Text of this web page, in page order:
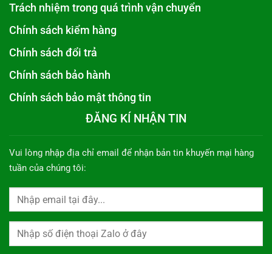
Trách nhiệm trong quá trình vận chuyển
Chính sách kiểm hàng
Chính sách đổi trả
Chính sách bảo hành
Chính sách bảo mật thông tin
ĐĂNG KÍ NHẬN TIN
Vui lòng nhập địa chỉ email để nhận bản tin khuyến mại hàng
tuần của chúng tôi: